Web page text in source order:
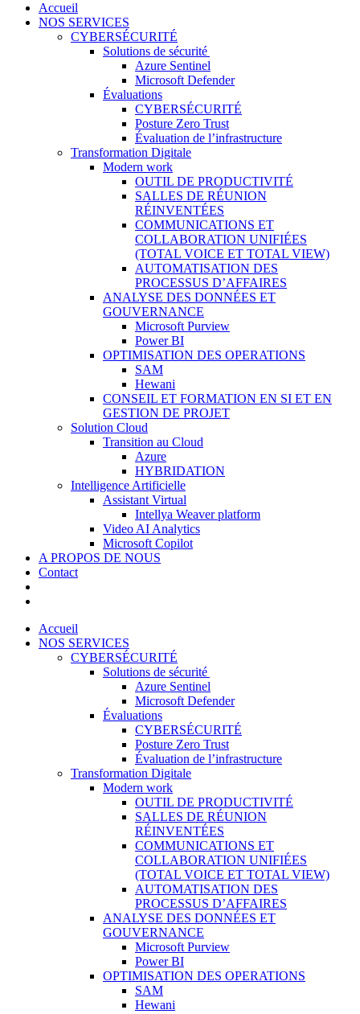
Accueil
NOS SERVICES
CYBERSÉCURITÉ
Solutions de sécurité
Azure Sentinel
Microsoft Defender
Évaluations
CYBERSÉCURITÉ
Posture Zero Trust
Évaluation de l’infrastructure
Transformation Digitale
Modern work
OUTIL DE PRODUCTIVITÉ
SALLES DE RÉUNION
RÉINVENTÉES
COMMUNICATIONS ET
COLLABORATION UNIFIÉES
(TOTAL VOICE ET TOTAL VIEW)
AUTOMATISATION DES
PROCESSUS D’AFFAIRES
ANALYSE DES DONNÉES ET
GOUVERNANCE
Microsoft Purview
Power BI
OPTIMISATION DES OPERATIONS
SAM
Hewani
CONSEIL ET FORMATION EN SI ET EN
GESTION DE PROJET
Solution Cloud
Transition au Cloud
Azure
HYBRIDATION
Intelligence Artificielle
Assistant Virtual
Intellya Weaver platform
Video AI Analytics
Microsoft Copilot
A PROPOS DE NOUS
Contact
Accueil
NOS SERVICES
CYBERSÉCURITÉ
Solutions de sécurité
Azure Sentinel
Microsoft Defender
Évaluations
CYBERSÉCURITÉ
Posture Zero Trust
Évaluation de l’infrastructure
Transformation Digitale
Modern work
OUTIL DE PRODUCTIVITÉ
SALLES DE RÉUNION
RÉINVENTÉES
COMMUNICATIONS ET
COLLABORATION UNIFIÉES
(TOTAL VOICE ET TOTAL VIEW)
AUTOMATISATION DES
PROCESSUS D’AFFAIRES
ANALYSE DES DONNÉES ET
GOUVERNANCE
Microsoft Purview
Power BI
OPTIMISATION DES OPERATIONS
SAM
Hewani